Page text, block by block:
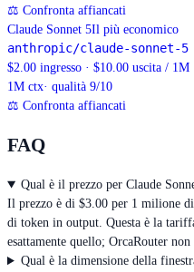
⚖ Confronta affiancati
Claude Sonnet 5Il più economico
anthropic/claude-sonnet-5
$2.00 ingresso · $10.00 uscita / 1M
1M ctx· qualità 9/10
⚖ Confronta affiancati
FAQ
Qual è il prezzo per Claude
Il prezzo è di $3.00 per 1 milione
di token in output. Questa è la
esattamente quello; OrcaRouter
Qual è la dimensione della